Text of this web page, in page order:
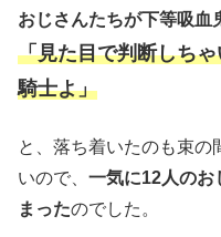
おじさんたちが下等吸血
「見た目で判断しち
騎士よ」
と、落ち着いたのも束の
いので、 一気に12人のお
まったのでした。